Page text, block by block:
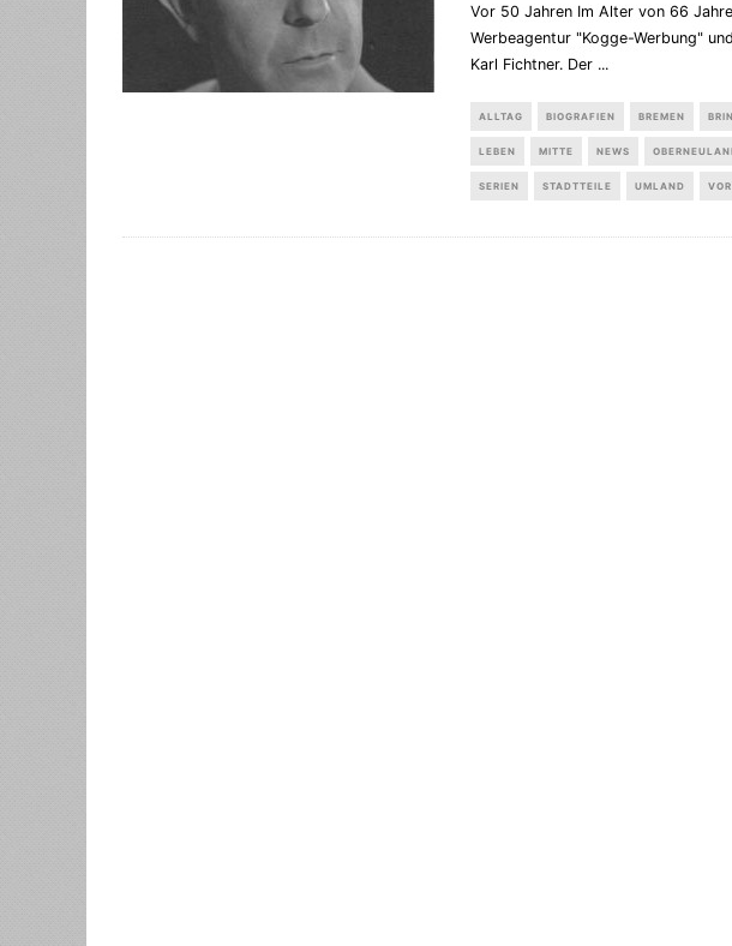
Vor 50 Jahren Im Alter von 66
Werbeagentur "Kogge-Werbung"
Karl Fichtner. Der ...
ALLTAG BIOGRAFIEN BREMEN
LEBEN MITTE NEWS
SERIEN STADTTEILE UMLAND